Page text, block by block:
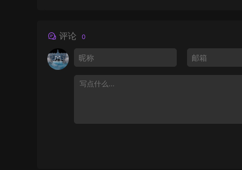
评论 0